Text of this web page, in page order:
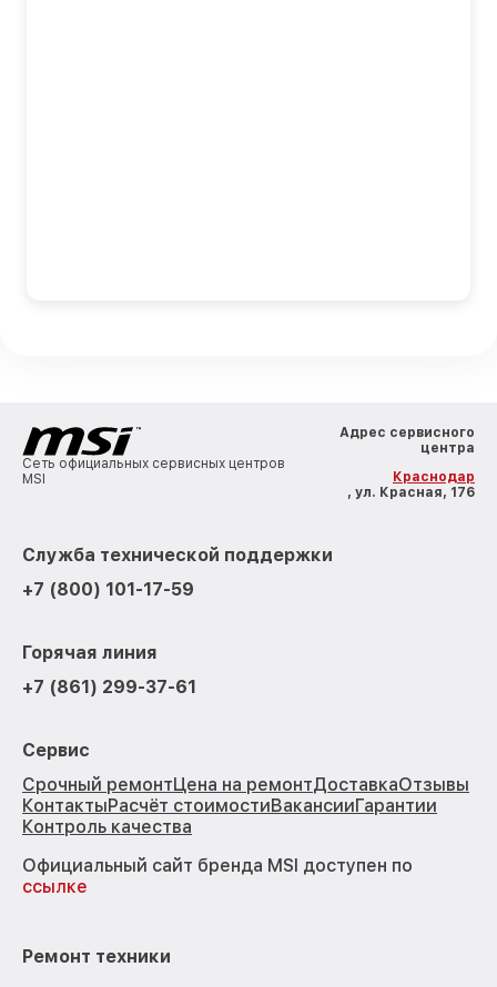
Сеть официальных сервисных центров
MSI
Адрес сервисного
центра
Краснодар
, ул. Красная, 176
Служба технической поддержки
+7 (800) 101-17-59
Горячая линия
+7 (861) 299-37-61
Сервис
Срочный ремонтЦена на ремонтДоставкаОтзывы
КонтактыРасчёт стоимостиВакансииГарантии
Контроль качества
Официальный сайт бренда MSI доступен по
ссылке
Ремонт техники